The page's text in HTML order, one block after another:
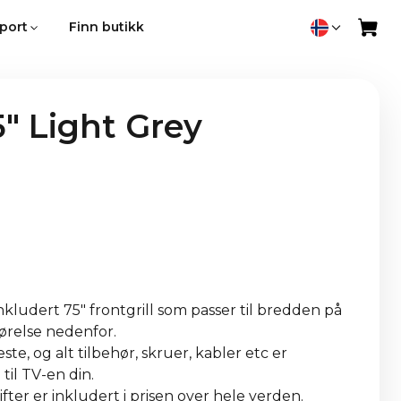
Finn butikk
Light Grey
75" frontgrill som passer til bredden på
nedenfor.
og alt tilbehør, skruer, kabler etc er
TV-en din.
er inkludert i prisen over hele verden.